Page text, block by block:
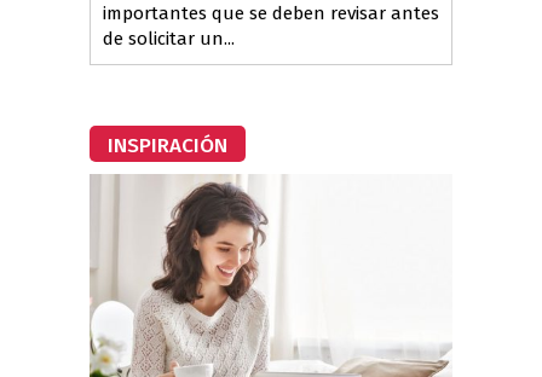
importantes que se deben revisar antes
de solicitar un...
INSPIRACIÓN